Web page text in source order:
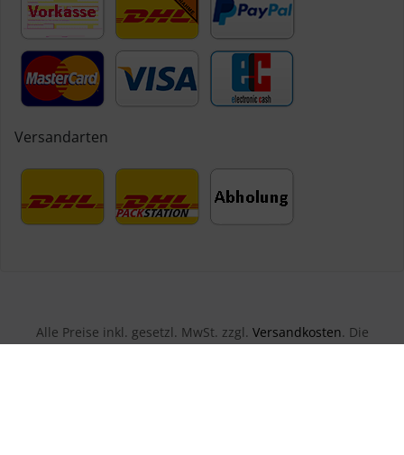
Versandarten
Alle Preise inkl. gesetzl. MwSt. zzgl. Versandkosten. Die